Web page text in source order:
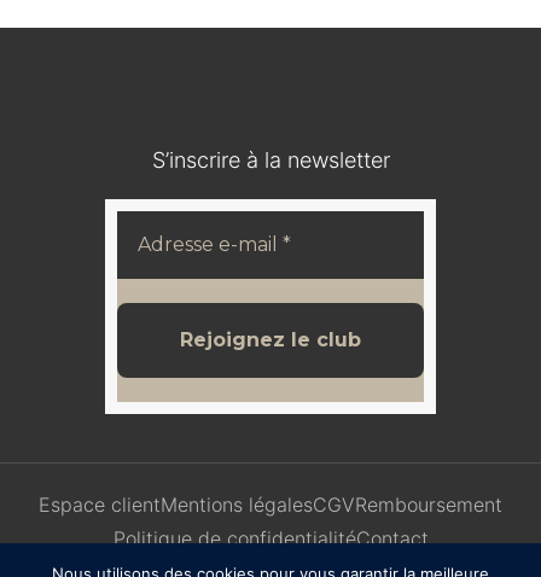
S’inscrire à la newsletter
Espace clientMentions légalesCGVRemboursement
Politique de confidentialitéContact